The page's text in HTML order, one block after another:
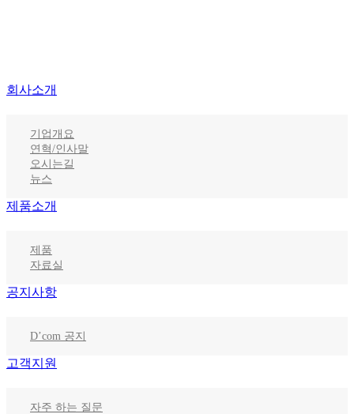
회사소개
기업개요
연혁/인사말
오시는길
뉴스
제품소개
제품
자료실
공지사항
D’com 공지
고객지원
자주 하는 질문